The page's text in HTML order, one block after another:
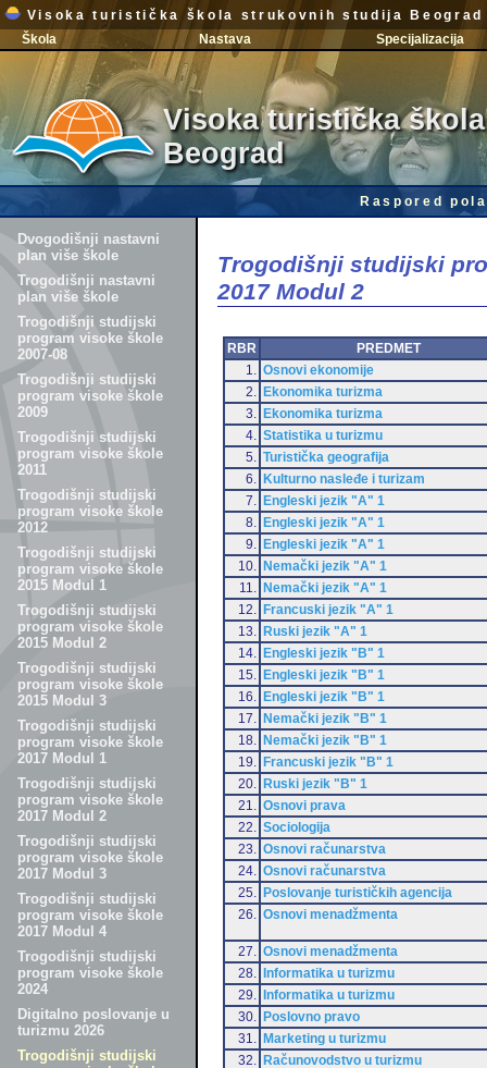
Visoka turistička škola strukovnih studija Beograd
Škola
Nastava Specijalizacija
Visoka turistička
Beograd
Raspored
Dvogodišnji nastavni
plan više škole
Trogodišnji nastavni
plan više škole
Trogodišnji studijski
program visoke škole
2007-08
Trogodišnji studijski
program visoke škole
2009
Trogodišnji studijski
program visoke škole
2011
Trogodišnji studijski
program visoke škole
2012
Trogodišnji studijski
program visoke škole
2015 Modul 1
Trogodišnji studijski
program visoke škole
2015 Modul 2
Trogodišnji studijski
program visoke škole
2015 Modul 3
Trogodišnji studijski
program visoke škole
2017 Modul 1
Trogodišnji studijski
program visoke škole
2017 Modul 2
Trogodišnji studijski
program visoke škole
2017 Modul 3
Trogodišnji studijski
program visoke škole
2017 Modul 4
Trogodišnji studijski
program visoke škole
2024
Digitalno poslovanje u
turizmu 2026
Trogodišnji studijski
Trogodišnji studijski
2017 Modul 2
RBR
PREDMET
1.
Osnovi ekonomije
2.
Ekonomika turizma
3.
Ekonomika turizma
4.
Statistika u turizmu
5.
Turistička geografija
6.
Kulturno nasleđe i turizam
7.
Engleski jezik "A" 1
8.
Engleski jezik "A" 1
9.
Engleski jezik "A" 1
10.
Nemački jezik "A" 1
11.
Nemački jezik "A" 1
12.
Francuski jezik "A" 1
13.
Ruski jezik "A" 1
14.
Engleski jezik "B" 1
15.
Engleski jezik "B" 1
16.
Engleski jezik "B" 1
17.
Nemački jezik "B" 1
18.
Nemački jezik "B" 1
19.
Francuski jezik "B" 1
20.
Ruski jezik "B" 1
21.
Osnovi prava
22.
Sociologija
23.
Osnovi računarstva
24.
Osnovi računarstva
25.
Poslovanje turističkih agencija
26.
Osnovi menadžmenta
27.
Osnovi menadžmenta
28.
Informatika u turizmu
29.
Informatika u turizmu
30.
Poslovno pravo
31.
Marketing u turizmu
32.
Računovodstvo u turizmu